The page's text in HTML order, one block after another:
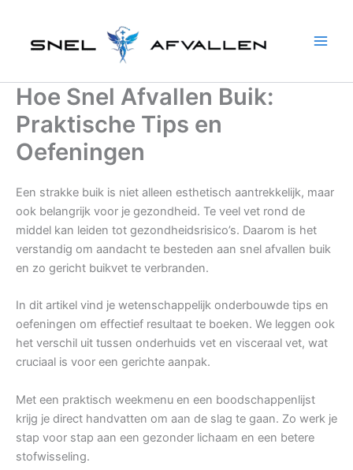
Hoe Snel Afvallen Buik:
Praktische Tips en
Oefeningen
Een strakke buik is niet alleen esthetisch aantrekkelijk, maar
ook belangrijk voor je gezondheid. Te veel vet rond de
middel kan leiden tot gezondheidsrisico’s. Daarom is het
verstandig om aandacht te besteden aan snel afvallen buik
en zo gericht buikvet te verbranden.
In dit artikel vind je wetenschappelijk onderbouwde tips en
oefeningen om effectief resultaat te boeken. We leggen ook
het verschil uit tussen onderhuids vet en visceraal vet, wat
cruciaal is voor een gerichte aanpak.
Met een praktisch weekmenu en een boodschappenlijst
krijg je direct handvatten om aan de slag te gaan. Zo werk je
stap voor stap aan een gezonder lichaam en een betere
stofwisseling.